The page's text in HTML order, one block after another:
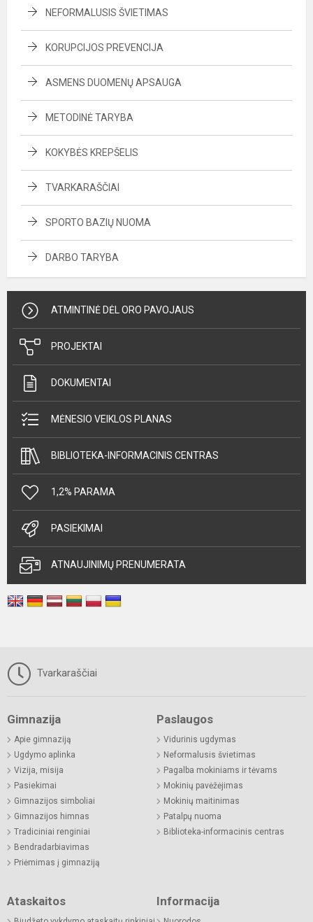
NEFORMALUSIS ŠVIETIMAS
KORUPCIJOS PREVENCIJA
ASMENS DUOMENŲ APSAUGA
METODINĖ TARYBA
KOKYBĖS KREPŠELIS
TVARKARAŠČIAI
SPORTO BAZIŲ NUOMA
DARBO TARYBA
ATMINTINĖ DĖL ORO PAVOJAUS
PROJEKTAI
DOKUMENTAI
MĖNESIO VEIKLOS PLANAS
BIBLIOTEKA-INFORMACINIS CENTRAS
1,2% PARAMA
PASIEKIMAI
ATNAUJINIMŲ PRENUMERATA
Tvarkaraščiai
Gimnazija
Apie gimnaziją
Ugdymo aplinka
Vizija, misija
Pasiekimai
Gimnazijos simboliai
Gimnazijos himnas
Tradiciniai renginiai
Bendradarbiavimas
Priėmimas į gimnaziją
Paslaugos
Vidurinis ugdymas
Neformalusis švietimas
Pagalba mokiniams ir tėvams
Mokinių pavėžėjimas
Mokinių maitinimas
Patalpų nuoma
Biblioteka-informacinis centras
Ataskaitos Informacija